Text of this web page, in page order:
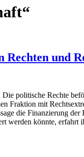
Rechten und
politische Rechte
Fraktion mit
die Finanzierung
werden könnte, erfahrt